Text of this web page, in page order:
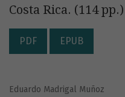
Costa Rica. (114 pp.)
PDF EPUB
Eduardo Madrigal Muñoz